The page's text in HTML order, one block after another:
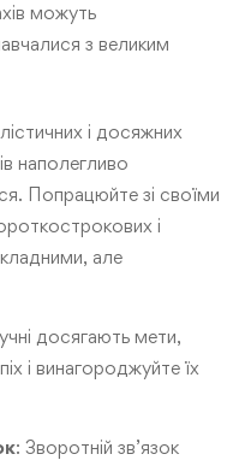
можуть
з великим
і досяжних
наполегливо
Попрацюйте зі своїми
і
але
досягають мети,
і винагороджуйте їх
: Зворотній зв’язок